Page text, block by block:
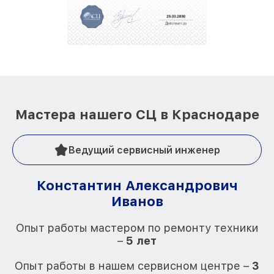
положительные отзывы и обрели отличную
репутацию. Мы постоянно совершенствуемся и
Мастера нашего СЦ в Краснодаре
Ведущий сервисный инженер
Константин Александрович
Иванов
Опыт работы мастером по ремонту техники
– 5 лет
Опыт работы в нашем сервисном центре – 3